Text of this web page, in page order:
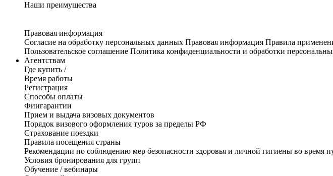
Наши преимущества
Правовая информация
Согласие на обработку персональных данных Правовая информация Правила
Пользовательское соглашение Политика конфиденциальности и обработки
Агентствам
Где купить /
Время работы
Регистрация
Способы оплаты
Фингарантии
Прием и выдача визовых документов
Порядок визового оформления туров за пределы РФ
Страхование поездки
Правила посещения страны
Рекомендации по соблюдению мер безопасности здоровья и личной гигиены во время
Условия бронирования для групп
Обучение / вебинары